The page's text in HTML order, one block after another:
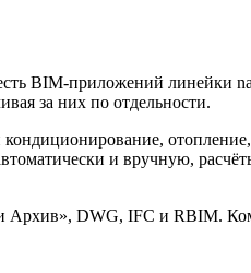
BIM-приложений линейки
за них по отдельности.
отопление,
и вручную,
и Архив», DWG, IFC и RBIM.